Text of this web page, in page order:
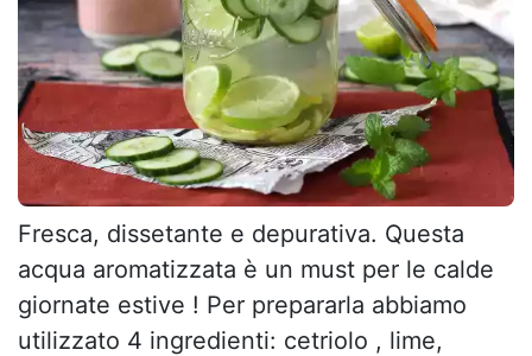
Fresca, dissetante e depurativa. Questa
acqua aromatizzata è un must per le calde
giornate estive ! Per prepararla abbiamo
utilizzato 4 ingredienti: cetriolo , lime,